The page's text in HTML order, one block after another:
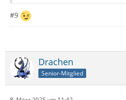
#9
Drachen
Senior-Mitglied